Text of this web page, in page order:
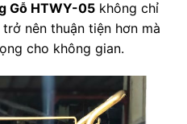
Gỗ HTWY-05 không chỉ
nên thuận tiện hơn mà
cho không gian.